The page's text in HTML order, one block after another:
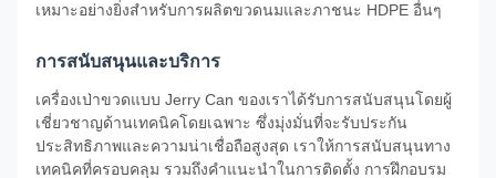
เหมาะอย่างยิ่งสำหรับการผลิตขวดนมและภาชนะ HDPE อื่นๆ
การสนับสนุนและบริการ
เครื่องเป่าขวดแบบ Jerry Can ของเราได้รับการสนับสนุนโดยผู้
เชี่ยวชาญด้านเทคนิคโดยเฉพาะ ซึ่งมุ่งมั่นที่จะรับประกัน
ประสิทธิภาพและความน่าเชื่อถือสูงสุด เราให้การสนับสนุนทาง
เทคนิคที่ครอบคลุม รวมถึงคำแนะนำในการติดตั้ง การฝึกอบรม